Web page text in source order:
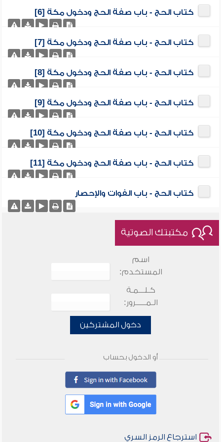
كتاب الحج - باب صفة الحج ودخول مكة [6]
كتاب الحج - باب صفة الحج ودخول مكة [7]
كتاب الحج - باب صفة الحج ودخول مكة [8]
كتاب الحج - باب صفة الحج ودخول مكة [9]
كتاب الحج - باب صفة الحج ودخول مكة [10]
كتاب الحج - باب صفة الحج ودخول مكة [11]
كتاب الحج - باب الفوات والإحصار
مكتبتك الصوتية
اسم
المستخدم:
كـلـــمـة
الـمـــــرور:
دخول المشتركين
أو الدخول بحساب
استرجاع الرمز السري